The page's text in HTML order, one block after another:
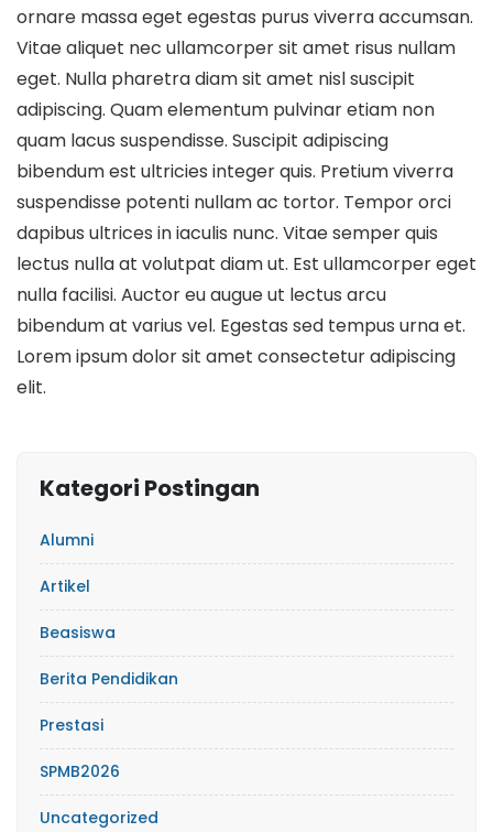
ornare massa eget egestas purus viverra accumsan.
Vitae aliquet nec ullamcorper sit amet risus nullam
eget. Nulla pharetra diam sit amet nisl suscipit
adipiscing. Quam elementum pulvinar etiam non
quam lacus suspendisse. Suscipit adipiscing
bibendum est ultricies integer quis. Pretium viverra
suspendisse potenti nullam ac tortor. Tempor orci
dapibus ultrices in iaculis nunc. Vitae semper quis
lectus nulla at volutpat diam ut. Est ullamcorper eget
nulla facilisi. Auctor eu augue ut lectus arcu
bibendum at varius vel. Egestas sed tempus urna et.
Lorem ipsum dolor sit amet consectetur adipiscing
elit.
Kategori Postingan
Alumni
Artikel
Beasiswa
Berita Pendidikan
Prestasi
SPMB2026
Uncategorized